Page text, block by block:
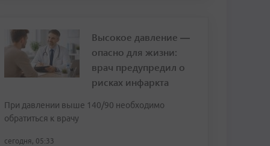
Высокое давление —
опасно для жизни:
врач предупредил о
рисках инфаркта
При давлении выше 140/90 необходимо
обратиться к врачу
сегодня, 05:33